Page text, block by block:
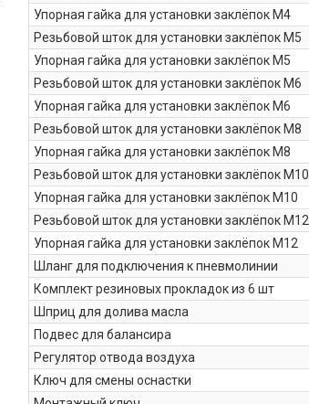
Упорная гайка для установки заклёпок М4
Резьбовой шток для установки заклёпок М5
Упорная гайка для установки заклёпок М5
Резьбовой шток для установки заклёпок М6
Упорная гайка для установки заклёпок М6
Резьбовой шток для установки заклёпок М8
Упорная гайка для установки заклёпок М8
Резьбовой шток для установки заклёпок М10
Упорная гайка для установки заклёпок М10
Резьбовой шток для установки заклёпок М12
Упорная гайка для установки заклёпок М12
Шланг для подключения к пневмолинии
Комплект резиновых прокладок из 6 шт
Шприц для долива масла
Подвес для балансира
Регулятор отвода воздуха
Ключ для смены оснастки